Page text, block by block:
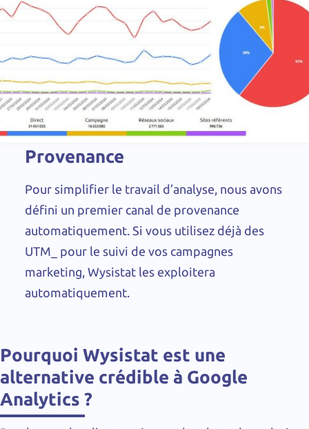
Provenance
Pour simplifier le travail d’analyse, nous avons
défini un premier canal de provenance
automatiquement. Si vous utilisez déjà des
UTM_ pour le suivi de vos campagnes
marketing, Wysistat les exploitera
automatiquement.
Pourquoi Wysistat est une
alternative crédible à Google
Analytics ?